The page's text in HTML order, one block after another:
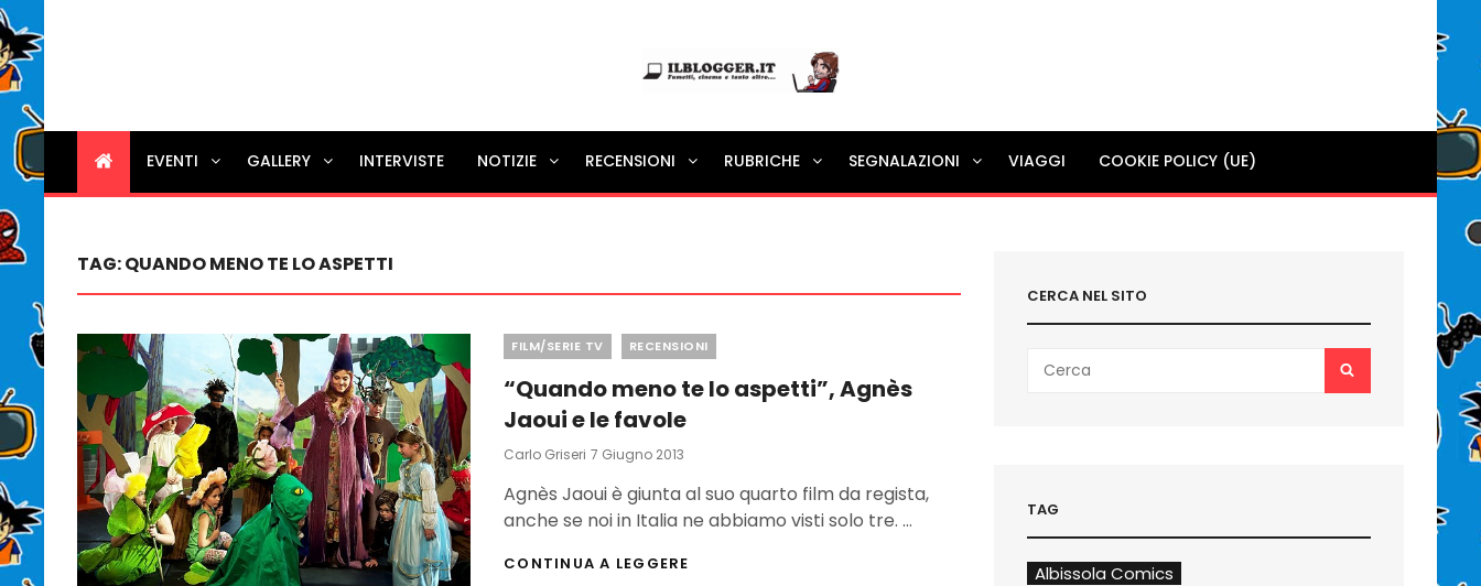
Ilblogger.it
Il portalino di blog |
EVENTI GALLERY INTERVISTE NOTIZIE RECENSIONI RUBRICHE SEGNALAZIONI VIAGGI COOKIE POLICY (UE)
TAG:QUANDO MENO TE LO ASPETTI
Categories
FILM/SERIE TV RECENSIONI
“Quando meno te lo aspetti”, Agnès
Jaoui e le favole
Carlo Griseri Posted
7 Giugno 2013
Agnès Jaoui è giunta al suo quarto film da regista,
anche se noi in Italia ne abbiamo visti solo tre. …
CONTINUA A LEGGERE
CERCA NEL SITO
for:
TAG
Albissola Comics